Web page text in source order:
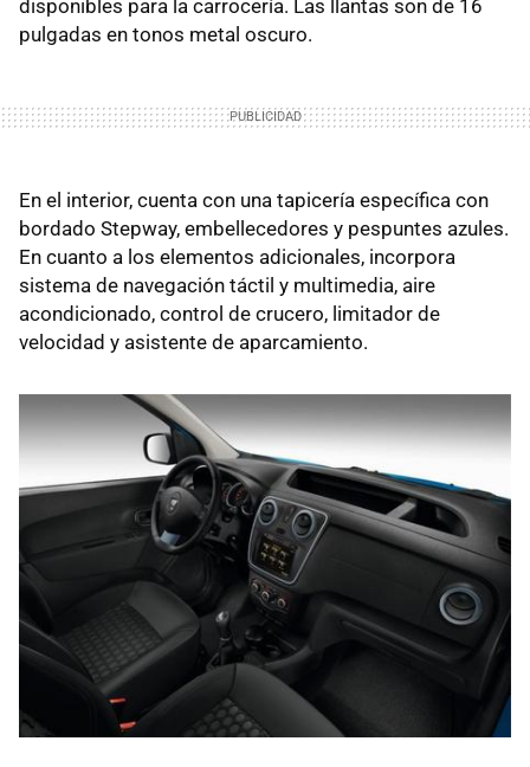
disponibles para la carrocería. Las llantas son de 16
pulgadas en tonos metal oscuro.
En el interior, cuenta con una tapicería específica con
bordado Stepway, embellecedores y pespuntes azules.
En cuanto a los elementos adicionales, incorpora
sistema de navegación táctil y multimedia, aire
acondicionado, control de crucero, limitador de
velocidad y asistente de aparcamiento.